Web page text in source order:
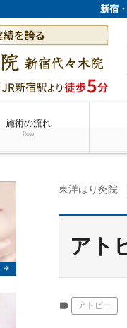
新宿
施術の流れ
flow
東洋はり灸院
アト
label アトピー
arrow_forward